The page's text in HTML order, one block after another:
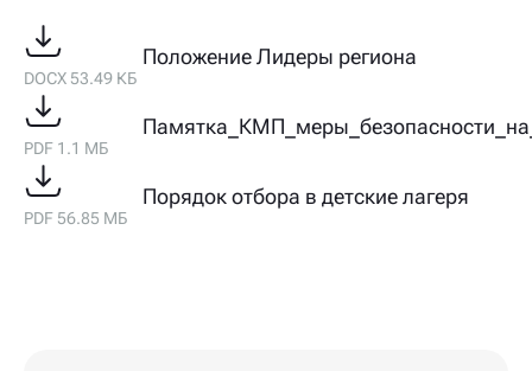
DOCX 53.49 КБ
Положение Лидеры региона
PDF 1.1 МБ
PDF 56.85 МБ
Порядок отбора в детские лагеря